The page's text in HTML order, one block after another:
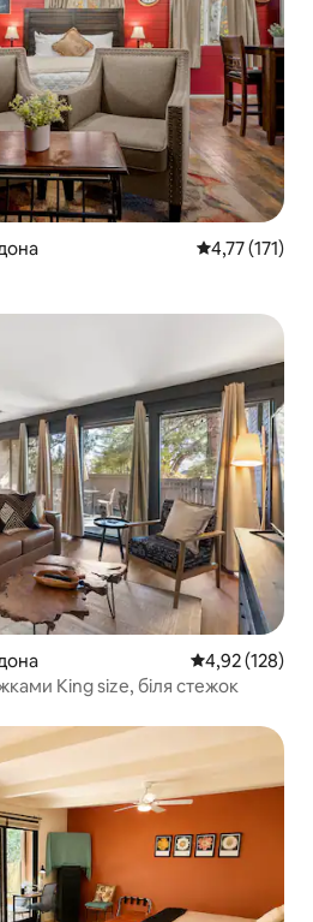
Середня
4,77 (171)
Середня
4,92 (128)
King size, біля стежок